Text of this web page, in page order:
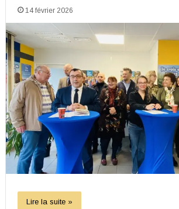
14 février 2026
Lire la suite »